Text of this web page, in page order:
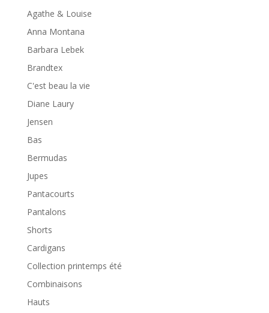
Agathe & Louise
Anna Montana
Barbara Lebek
Brandtex
C'est beau la vie
Diane Laury
Jensen
Bas
Bermudas
Jupes
Pantacourts
Pantalons
Shorts
Cardigans
Collection printemps été
Combinaisons
Hauts